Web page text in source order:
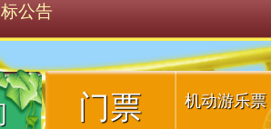
公告
门票
机动游乐票